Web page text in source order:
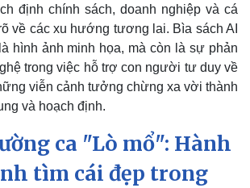
định chính sách, doanh nghiệp và cá
về các xu hướng tương lai. Bìa sách AI
hình ảnh minh họa, mà còn là sự phản
trong việc hỗ trợ con người tư duy về
viễn cảnh tưởng chừng xa vời thành
và hoạch định.
ca "Lò mổ": Hành
tìm cái đẹp trong